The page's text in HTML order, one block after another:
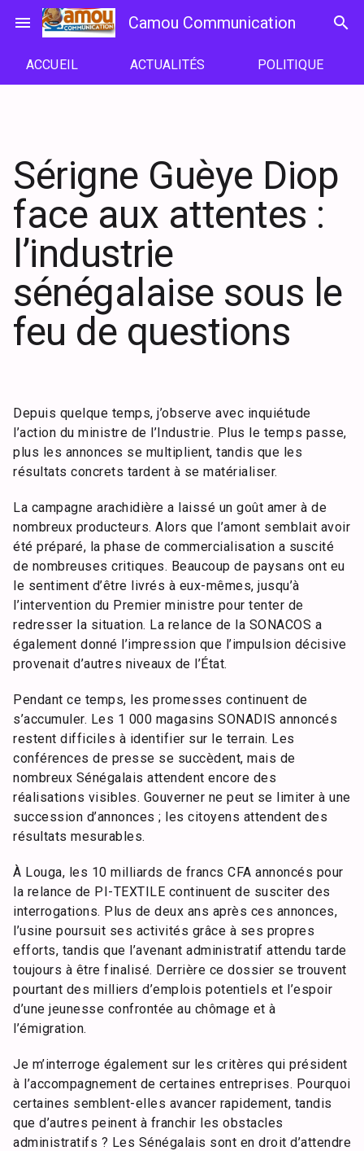
menu Camou Communication search
ACCUEIL ACTUALITÉS POLITIQUE
Sérigne Guèye Diop
face aux attentes :
l’industrie
sénégalaise sous le
feu de questions
Depuis quelque temps, j’observe avec inquiétude
l’action du ministre de l’Industrie. Plus le temps passe,
plus les annonces se multiplient, tandis que les
résultats concrets tardent à se matérialiser.
La campagne arachidière a laissé un goût amer à de
nombreux producteurs. Alors que l’amont semblait avoir
été préparé, la phase de commercialisation a suscité
de nombreuses critiques. Beaucoup de paysans ont eu
le sentiment d’être livrés à eux-mêmes, jusqu’à
l’intervention du Premier ministre pour tenter de
redresser la situation. La relance de la SONACOS a
également donné l’impression que l’impulsion décisive
provenait d’autres niveaux de l’État.
Pendant ce temps, les promesses continuent de
s’accumuler. Les 1 000 magasins SONADIS annoncés
restent difficiles à identifier sur le terrain. Les
conférences de presse se succèdent, mais de
nombreux Sénégalais attendent encore des
réalisations visibles. Gouverner ne peut se limiter à une
succession d’annonces ; les citoyens attendent des
résultats mesurables.
À Louga, les 10 milliards de francs CFA annoncés pour
la relance de PI-TEXTILE continuent de susciter des
interrogations. Plus de deux ans après ces annonces,
l’usine poursuit ses activités grâce à ses propres
efforts, tandis que l’avenant administratif attendu tarde
toujours à être finalisé. Derrière ce dossier se trouvent
pourtant des milliers d’emplois potentiels et l’espoir
d’une jeunesse confrontée au chômage et à
l’émigration.
Je m’interroge également sur les critères qui président
à l’accompagnement de certaines entreprises. Pourquoi
certaines semblent-elles avancer rapidement, tandis
que d’autres peinent à franchir les obstacles
administratifs ? Les Sénégalais sont en droit d’attendre